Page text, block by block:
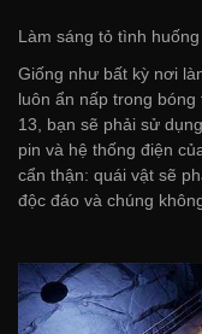
Làm sáng tỏ tình huống
Giống như bất kỳ nơi
luôn ẩn nấp trong
13, bạn sẽ phải sử
pin và hệ thống điện
cẩn thận: quái vật sẽ
độc đáo và chúng